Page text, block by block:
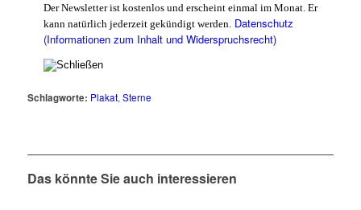
Der Newsletter ist kostenlos und erscheint einmal im Monat. Er
kann natürlich jederzeit gekündigt werden. Datenschutz
(Informationen zum Inhalt und Widerspruchsrecht)
Schlagworte: Plakat, Sterne
Das könnte Sie auch interessieren